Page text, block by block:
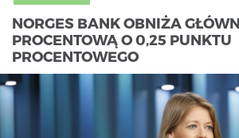
NORGES BANK OBNIŻA
PROCENTOWĄ O 0,25 PUNKTU
PROCENTOWEGO